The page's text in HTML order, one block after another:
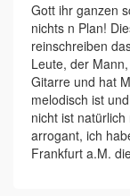
Gott ihr ganzen
nichts n Plan!
reinschreiben
Leute, der
Gitarre und hat
melodisch ist
nicht ist
arrogant, ich
Frankfurt a.M.